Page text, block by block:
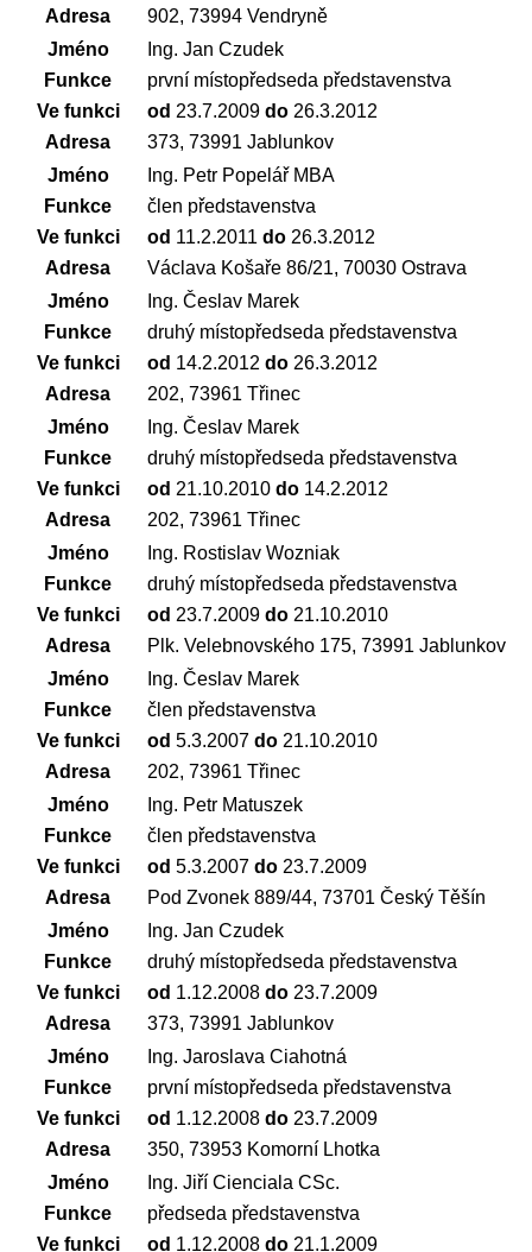
Adresa
902, 73994 Vendryně
Jméno
Ing. Jan Czudek
Funkce
první místopředseda představenstva
Ve funkci
od 23.7.2009 do26.3.2012
Adresa
373, 73991 Jablunkov
Jméno
Ing. Petr Popelář MBA
Funkce
člen představenstva
Ve funkci
od 11.2.2011 do26.3.2012
Adresa
Václava Košaře 86/21, 70030 Ostrava
Jméno
Ing. Česlav Marek
Funkce
druhý místopředseda představenstva
Ve funkci
od 14.2.2012 do26.3.2012
Adresa
202, 73961 Třinec
Jméno
Ing. Česlav Marek
Funkce
druhý místopředseda představenstva
Ve funkci
od 21.10.2010 do14.2.2012
Adresa
202, 73961 Třinec
Jméno
Ing. Rostislav Wozniak
Funkce
druhý místopředseda představenstva
Ve funkci
od 23.7.2009 do21.10.2010
Adresa
Plk. Velebnovského 175, 73991 Jablunkov
Jméno
Ing. Česlav Marek
Funkce
člen představenstva
Ve funkci
od 5.3.2007 do21.10.2010
Adresa
202, 73961 Třinec
Jméno
Ing. Petr Matuszek
Funkce
člen představenstva
Ve funkci
od 5.3.2007 do23.7.2009
Adresa
Pod Zvonek 889/44, 73701 Český Těšín
Jméno
Ing. Jan Czudek
Funkce
druhý místopředseda představenstva
Ve funkci
od 1.12.2008 do23.7.2009
Adresa
373, 73991 Jablunkov
Jméno
Ing. Jaroslava Ciahotná
Funkce
první místopředseda představenstva
Ve funkci
od 1.12.2008 do23.7.2009
Adresa
350, 73953 Komorní Lhotka
Jméno
Ing. Jiří Cienciala CSc.
Funkce
předseda představenstva
Ve funkci
od 1.12.2008 do21.1.2009